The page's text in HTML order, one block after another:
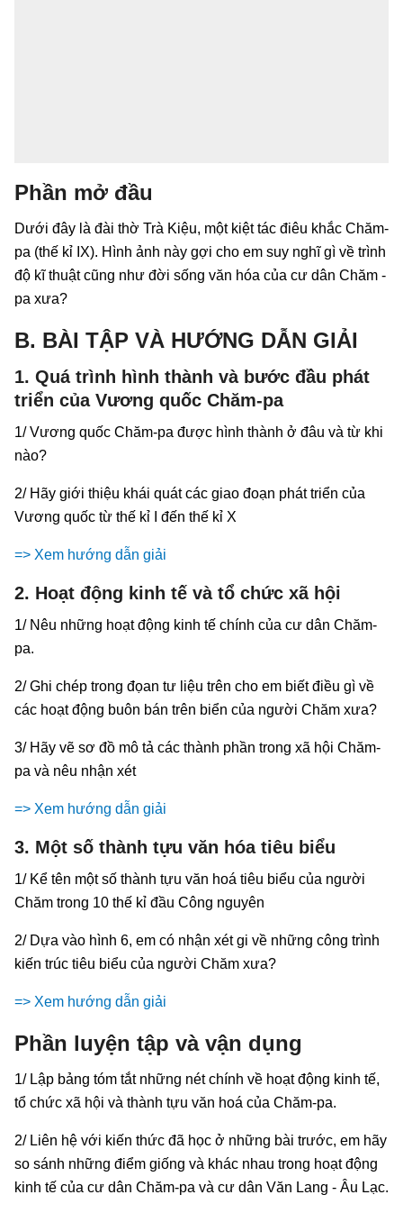
Phần mở đầu
Dưới đây là đài thờ Trà Kiệu, một kiệt tác điêu khắc Chăm-
pa (thế kỉ IX). Hình ảnh này gợi cho em suy nghĩ gì về trình
độ kĩ thuật cũng như đời sống văn hóa của cư dân Chăm -
pa xưa?
B. BÀI TẬP VÀ HƯỚNG DẪN GIẢI
1. Quá trình hình thành và bước đầu phát
triển của Vương quốc Chăm-pa
1/ Vương quốc Chăm-pa được hình thành ở đâu và từ khi
nào?
2/ Hãy giới thiệu khái quát các giao đoạn phát triển của
Vương quốc từ thế kỉ I đến thế kỉ X
=> Xem hướng dẫn giải
2. Hoạt động kinh tế và tổ chức xã hội
1/ Nêu những hoạt động kinh tế chính của cư dân Chăm-
pa.
2/ Ghi chép trong đọan tư liệu trên cho em biết điều gì về
các hoạt động buôn bán trên biển của người Chăm xưa?
3/ Hãy vẽ sơ đồ mô tả các thành phần trong xã hội Chăm-
pa và nêu nhận xét
=> Xem hướng dẫn giải
3. Một số thành tựu văn hóa tiêu biểu
1/ Kể tên một số thành tựu văn hoá tiêu biểu của người
Chăm trong 10 thế kỉ đầu Công nguyên
2/ Dựa vào hình 6, em có nhận xét gi về những công trình
kiến trúc tiêu biểu của người Chăm xưa?
=> Xem hướng dẫn giải
Phần luyện tập và vận dụng
1/ Lập bảng tóm tắt những nét chính về hoạt động kinh tế,
tổ chức xã hội và thành tựu văn hoá của Chăm-pa.
2/ Liên hệ với kiến thức đã học ở những bài trước, em hãy
so sánh những điểm giống và khác nhau trong hoạt động
kinh tế của cư dân Chăm-pa và cư dân Văn Lang - Âu Lạc.